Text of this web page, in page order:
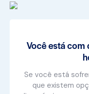
Você está com
Se você está
que existem